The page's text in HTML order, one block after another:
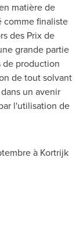
matière de
finaliste
des Prix de
grande partie
de production
de tout solvant
un avenir
l'utilisation de
à Kortrijk